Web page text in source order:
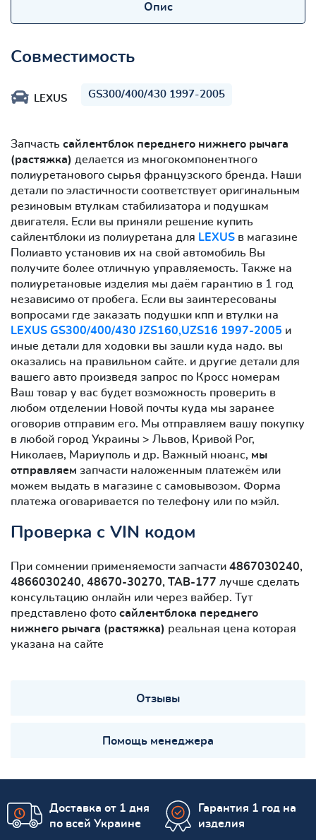
Опис
Совместимость
LEXUS GS300/400/430 1997-2005
Запчасть сайлентблок переднего нижнего рычага
(растяжка) делается из многокомпонентного
полиуретанового сырья французского бренда. Наши
детали по эластичности соответствует оригинальным
резиновым втулкам стабилизатора и подушкам
двигателя. Если вы приняли решение купить
сайлентблоки из полиуретана для LEXUS в магазине
Полиавто установив их на свой автомобиль Вы
получите более отличную управляемость. Также на
полиуретановые изделия мы даём гарантию в 1 год
независимо от пробега. Если вы заинтересованы
вопросами где заказать подушки кпп и втулки на
LEXUS GS300/400/430 JZS160,UZS16 1997-2005 и
иные детали для ходовки вы зашли куда надо. вы
оказались на правильном сайте. и другие детали для
вашего авто произведя запрос по Кросс номерам
Ваш товар у вас будет возможность проверить в
любом отделении Новой почты куда мы заранее
оговорив отправим его. Мы отправляем вашу покупку
в любой город Украины > Львов, Кривой Рог,
Николаев, Мариуполь и др. Важный нюанс, мы
отправляем запчасти наложенным платежём или
можем выдать в магазине с самовывозом. Форма
платежа оговаривается по телефону или по мэйл.
Проверка с VIN кодом
При сомнении применяемости запчасти 4867030240,
4866030240, 48670-30270, TAB-177 лучше сделать
консультацию онлайн или через вайбер. Тут
представлено фото сайлентблокa переднего
нижнего рычага (растяжка) реальная цена которая
указана на сайте
Отзывы
Помощь менеджера
Доставка от 1 дня
по всей Украине
Гарантия 1 год на
изделия